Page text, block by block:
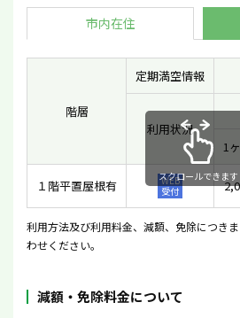
市内在住
階層
定期満空情報
利用状況
1
１階平置屋根有
WEB
受付
スクロールできます
利用方法及び利用料金、減額、免除につき
わせください。
減額・免除料金について